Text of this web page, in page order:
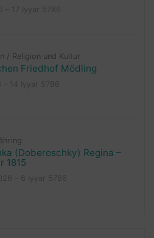
/ Religion und Kultur
Friedhof Mödling
(Doberoschky) Regina –
1815